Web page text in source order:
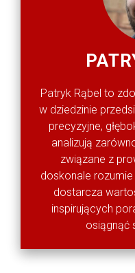
Patryk Rąbel to
w dziedzinie
precyzyjne,
analizują
związane z
doskonale
dostarcza
inspirujących
osiągnąć